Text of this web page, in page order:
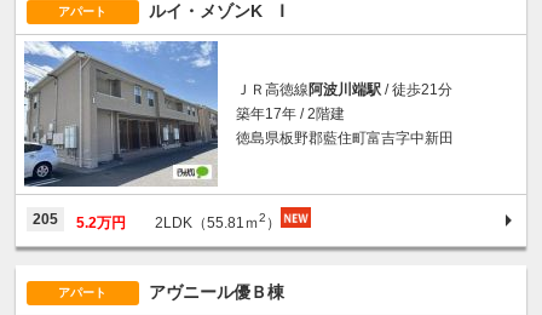
アパート ルイ・メゾンK Ⅰ
ＪＲ高徳線 阿波川端駅 / 徒歩21分
築年17年 / 2階建
徳島県板野郡藍住町富吉字中新田
205 5.2万円 2LDK（55.81ｍ2 ）
アパート アヴニール優Ｂ棟